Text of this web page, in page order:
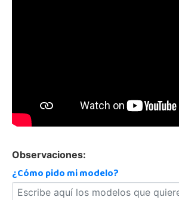
Observaciones:
¿Cómo pido mi modelo?